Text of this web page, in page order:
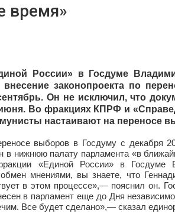
время»
России» в Госдуме
законопроекта по
Он не исключил, что
Во фракциях КПРФ и
настаивают на переносе
выборов в Госдуму с декабря
в нижнюю палату парламента «в
«Единой России» в
обмен мнениями, вы знаете, что
в этом процессе»,— пояснил он.
в парламент еще до Дня
Все будет сделано»,— сказал